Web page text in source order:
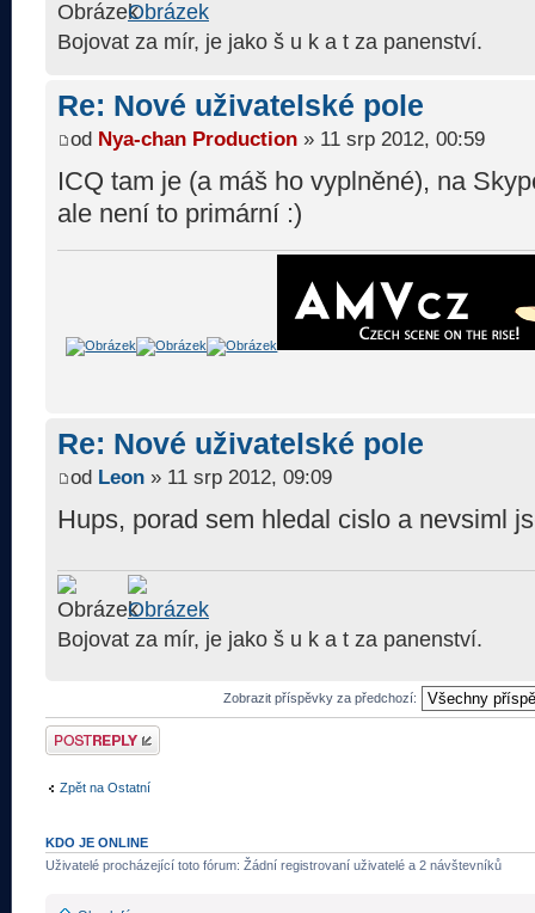
Bojovat za mír, je jako š u k a t za panenství.
Re: Nové uživatelské pole
od Nya-chan Production » 11 srp 2012, 00:59
ICQ tam je (a máš ho vyplněné), na
ale není to primární :)
Re: Nové uživatelské pole
od Leon » 11 srp 2012, 09:09
Hups, porad sem hledal cislo a nevsiml
Bojovat za mír, je jako š u k a t za panenství.
Zobrazit příspěvky za předchozí:
Odeslat odpověď
Zpět na Ostatní
KDO JE ONLINE
Uživatelé procházející toto fórum: Žádní registrovaní uživatelé a 2 návštevníků